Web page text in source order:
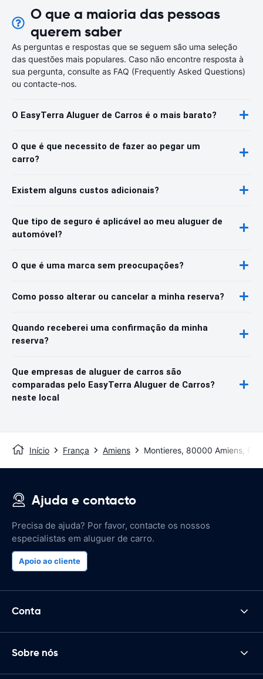
O que a maioria das pessoas
querem saber
As perguntas e respostas que se seguem são uma seleção
das questões mais populares. Caso não encontre resposta à
sua pergunta, consulte as FAQ (Frequently Asked Questions)
ou contacte-nos.
O EasyTerra Aluguer de Carros é o mais barato?
O que é que necessito de fazer ao pegar um
carro?
Existem alguns custos adicionais?
Que tipo de seguro é aplicável ao meu aluguer de
automóvel?
O que é uma marca sem preocupações?
Como posso alterar ou cancelar a minha reserva?
Quando receberei uma confirmação da minha
reserva?
Que empresas de aluguer de carros são
comparadas pelo EasyTerra Aluguer de Carros?
neste local
Início França Amiens Montieres, 80000 Amiens,
Ajuda e contacto
Precisa de ajuda? Por favor, contacte os nossos
especialistas em aluguer de carro.
Apoio ao cliente
Conta
Sobre nós